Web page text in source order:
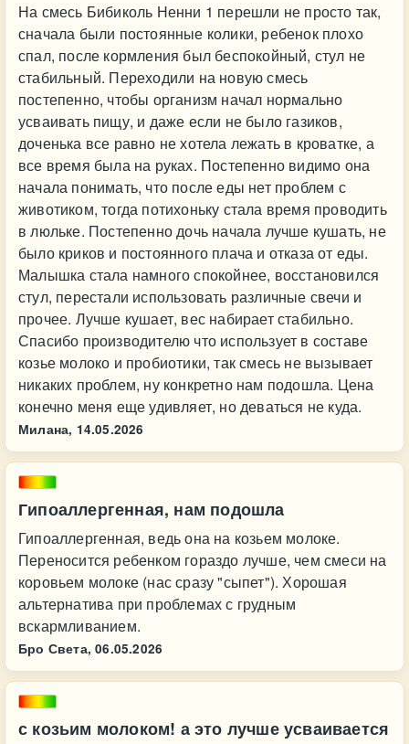
На смесь Бибиколь Ненни 1 перешли не просто так,
сначала были постоянные колики, ребенок плохо
спал, после кормления был беспокойный, стул не
стабильный. Переходили на новую смесь
постепенно, чтобы организм начал нормально
усваивать пищу, и даже если не было газиков,
доченька все равно не хотела лежать в кроватке, а
все время была на руках. Постепенно видимо она
начала понимать, что после еды нет проблем с
животиком, тогда потихоньку стала время проводить
в люльке. Постепенно дочь начала лучше кушать, не
было криков и постоянного плача и отказа от еды.
Малышка стала намного спокойнее, восстановился
стул, перестали использовать различные свечи и
прочее. Лучше кушает, вес набирает стабильно.
Спасибо производителю что использует в составе
козье молоко и пробиотики, так смесь не вызывает
никаких проблем, ну конкретно нам подошла. Цена
конечно меня еще удивляет, но деваться не куда.
Милана, 14.05.2026
Гипоаллергенная, нам подошла
Гипоаллергенная, ведь она на козьем молоке.
Переносится ребенком гораздо лучше, чем смеси на
коровьем молоке (нас сразу "сыпет"). Хорошая
альтернатива при проблемах с грудным
вскармливанием.
Бро Света, 06.05.2026
с козьим молоком! а это лучше усваивается